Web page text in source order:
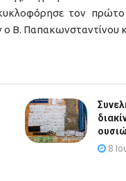
τον
Β. Παπακωνσταντίνου
8